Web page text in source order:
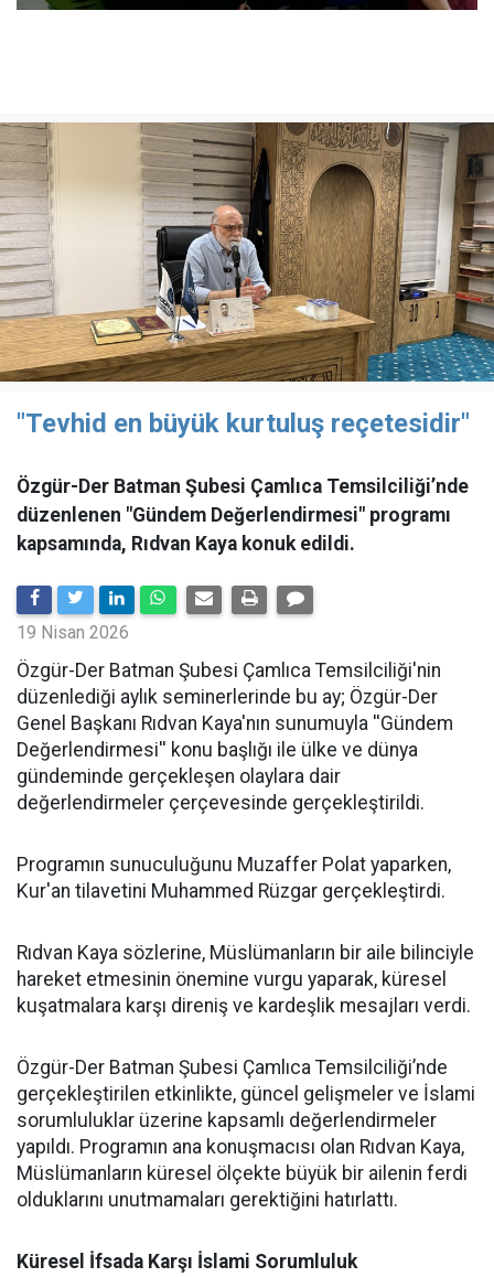
"Tevhid en büyük kurtuluş reçetesidir"
Özgür-Der Batman Şubesi Çamlıca Temsilciliği’nde
düzenlenen "Gündem Değerlendirmesi" programı
kapsamında, Rıdvan Kaya konuk edildi.
19 Nisan 2026
​Özgür-Der Batman Şubesi Çamlıca Temsilciliği'nin
düzenlediği aylık seminerlerinde bu ay; Özgür-Der
Genel Başkanı Rıdvan Kaya'nın sunumuyla ''Gündem
Değerlendirmesi'' konu başlığı ile ülke ve dünya
gündeminde gerçekleşen olaylara dair
değerlendirmeler çerçevesinde gerçekleştirildi.
Programın sunuculuğunu Muzaffer Polat yaparken,
Kur'an tilavetini Muhammed Rüzgar gerçekleştirdi.
Rıdvan Kaya sözlerine, Müslümanların bir aile bilinciyle
hareket etmesinin önemine vurgu yaparak, küresel
kuşatmalara karşı direniş ve kardeşlik mesajları verdi.
Özgür-Der Batman Şubesi Çamlıca Temsilciliği’nde
gerçekleştirilen etkinlikte, güncel gelişmeler ve İslami
sorumluluklar üzerine kapsamlı değerlendirmeler
yapıldı. Programın ana konuşmacısı olan Rıdvan Kaya,
Müslümanların küresel ölçekte büyük bir ailenin ferdi
olduklarını unutmamaları gerektiğini hatırlattı.
Küresel İfsada Karşı İslami Sorumluluk